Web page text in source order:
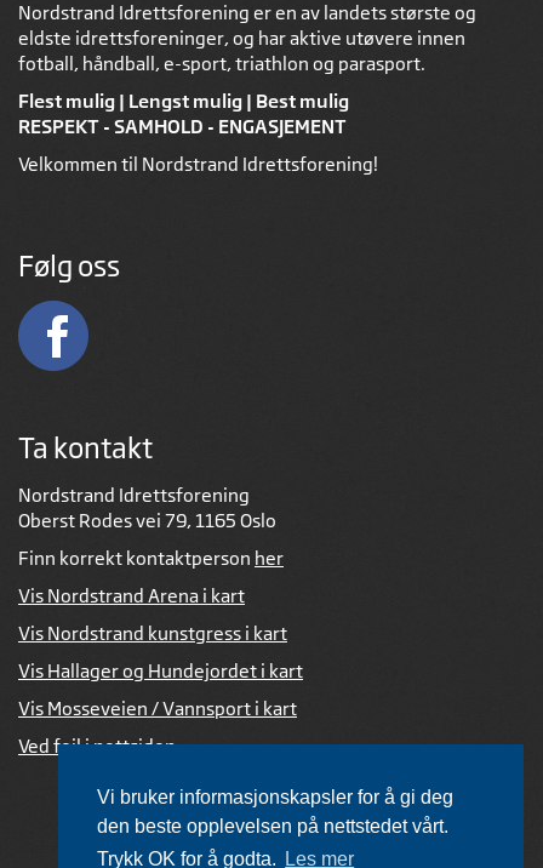
Vi bruker informasjonskapsler for å gi deg
den beste opplevelsen på nettstedet vårt.
Trykk OK for å godta.
Les mer
Nordstrand Idrettsforening er en av landets største og
eldste idrettsforeninger, og har aktive utøvere innen
fotball, håndball, e-sport, triathlon og parasport.
Flest mulig | Lengst mulig | Best mulig
RESPEKT - SAMHOLD - ENGASJEMENT
Velkommen til Nordstrand Idrettsforening!
Følg oss
Ta kontakt
Nordstrand Idrettsforening
Oberst Rodes vei 79, 1165 Oslo
Finn korrekt kontaktperson her
Vis Nordstrand Arena i kart
Vis Nordstrand kunstgress i kart
Vis Hallager og Hundejordet i kart
Vis Mosseveien / Vannsport i kart
Ved feil i nettsiden